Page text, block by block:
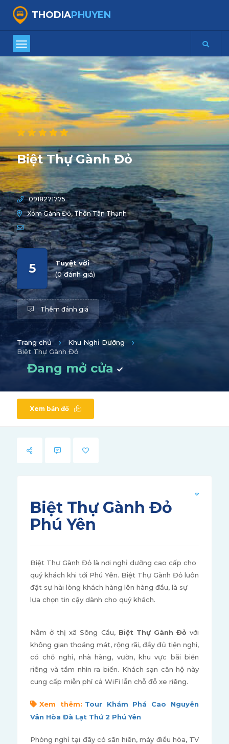
THODIAPHUYEN
Biệt Thự Gành Đỏ
0918271775
Xóm Gành Đỏ, Thôn Tân Thạnh
Tuyệt vời
(0 đánh giá)
5
Thêm đánh giá
Trang chủ
Khu Nghỉ Dưỡng
Biệt Thự Gành Đỏ
Đang mở cửa
Xem bản đồ
Biệt Thự Gành Đỏ
Phú Yên
Biệt Thự Gành Đỏ là nơi nghỉ dưỡng cao cấp cho
quý khách khi tới Phú Yên. Biệt Thự Gành Đỏ luôn
đặt sự hài lòng khách hàng lên hàng đầu, là sự
lựa chọn tin cậy dành cho quý khách.
Nằm ở thị xã Sông Cầu, Biệt Thự Gành Đỏ với
không gian thoáng mát, rộng rãi, đầy đủ tiện nghi,
có chỗ nghỉ, nhà hàng, vườn, khu vực bãi biển
riêng và tầm nhìn ra biển. Khách sạn căn hộ này
cung cấp miễn phí cả WiFi lẫn chỗ đỗ xe riêng.
Xem thêm: Tour Khám Phá Cao Nguyên
Vân Hòa Đà Lạt Thứ 2 Phú Yên
Phòng nghỉ tại đây có sân hiên, máy điều hòa, TV